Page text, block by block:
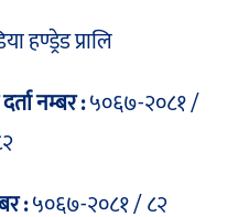
हण्ड्रेड प्रालि
नम्बर :५०६७-२०८१ /
:५०६७-२०८१ / ८२